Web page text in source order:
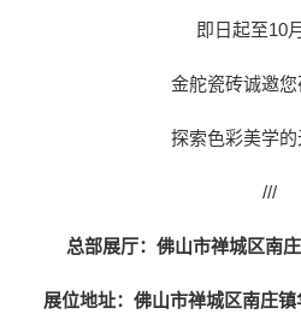
即日起至10
金舵瓷砖诚邀
探索色彩美学
///
总部展厅：佛山市禅城区南
展位地址：佛山市禅城区南庄